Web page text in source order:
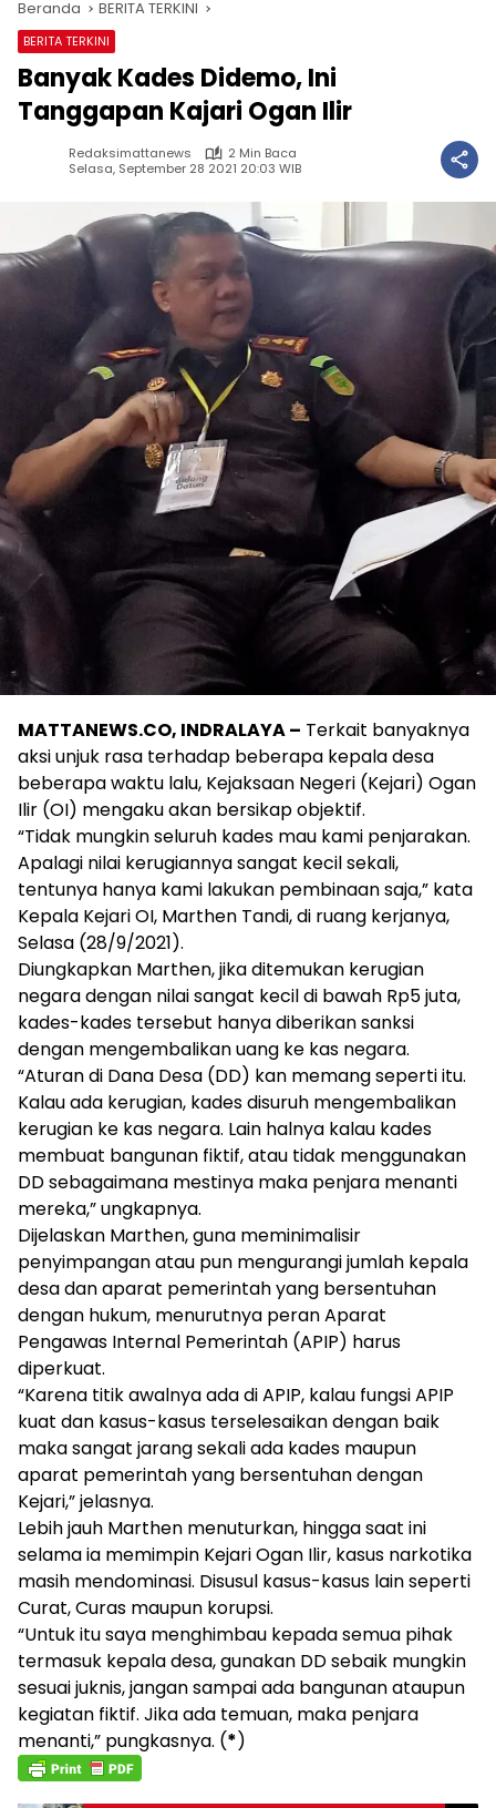
Beranda BERITA TERKINI
BERITA TERKINI
Banyak Kades Didemo, Ini
Tanggapan Kajari Ogan Ilir
Redaksimattanews
2 Min Baca
Selasa, September 28 2021 20:03 WIB
MATTANEWS.CO, INDRALAYA – Terkait banyaknya
aksi unjuk rasa terhadap beberapa kepala desa
beberapa waktu lalu, Kejaksaan Negeri (Kejari) Ogan
Ilir (OI) mengaku akan bersikap objektif.
“Tidak mungkin seluruh kades mau kami penjarakan.
Apalagi nilai kerugiannya sangat kecil sekali,
tentunya hanya kami lakukan pembinaan saja,” kata
Kepala Kejari OI, Marthen Tandi, di ruang kerjanya,
Selasa (28/9/2021).
Diungkapkan Marthen, jika ditemukan kerugian
negara dengan nilai sangat kecil di bawah Rp5 juta,
kades-kades tersebut hanya diberikan sanksi
dengan mengembalikan uang ke kas negara.
“Aturan di Dana Desa (DD) kan memang seperti itu.
Kalau ada kerugian, kades disuruh mengembalikan
kerugian ke kas negara. Lain halnya kalau kades
membuat bangunan fiktif, atau tidak menggunakan
DD sebagaimana mestinya maka penjara menanti
mereka,” ungkapnya.
Dijelaskan Marthen, guna meminimalisir
penyimpangan atau pun mengurangi jumlah kepala
desa dan aparat pemerintah yang bersentuhan
dengan hukum, menurutnya peran Aparat
Pengawas Internal Pemerintah (APIP) harus
diperkuat.
“Karena titik awalnya ada di APIP, kalau fungsi APIP
kuat dan kasus-kasus terselesaikan dengan baik
maka sangat jarang sekali ada kades maupun
aparat pemerintah yang bersentuhan dengan
Kejari,” jelasnya.
Lebih jauh Marthen menuturkan, hingga saat ini
selama ia memimpin Kejari Ogan Ilir, kasus narkotika
masih mendominasi. Disusul kasus-kasus lain seperti
Curat, Curas maupun korupsi.
“Untuk itu saya menghimbau kepada semua pihak
termasuk kepala desa, gunakan DD sebaik mungkin
sesuai juknis, jangan sampai ada bangunan ataupun
kegiatan fiktif. Jika ada temuan, maka penjara
menanti,” pungkasnya. (*)